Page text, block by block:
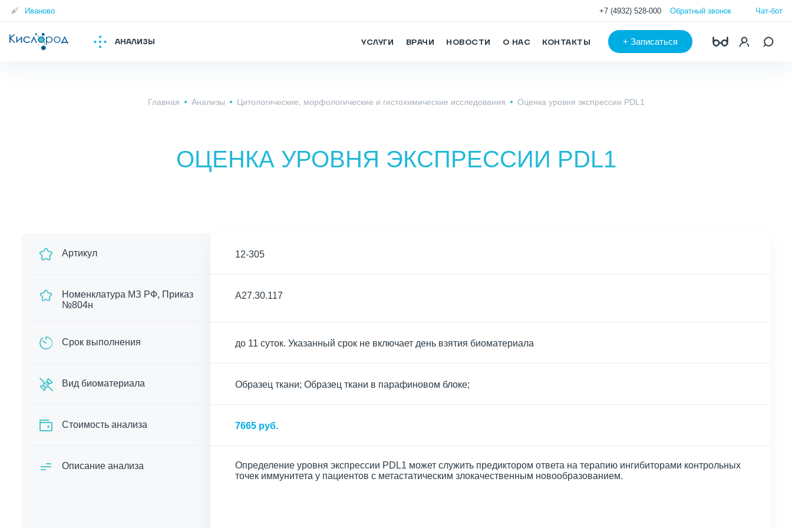
Иваново +7 (4932) 528-000 Обратный звонок Чат-бот
АНАЛИЗЫ УСЛУГИ ВРАЧИ НОВОСТИ О НАС КОНТАКТЫ + Записаться
Главная Анализы Цитологические, морфологические и гистохимические исследования Оценка уровня экспрессии PDL1
ОЦЕНКА УРОВНЯ ЭКСПРЕССИИ PDL1
Артикул 12-305
Номенклатура МЗ РФ, Приказ
№804н
A27.30.117
Срок выполнения до 11 суток. Указанный срок не включает день взятия биоматериала
Вид биоматериала Образец ткани; Образец ткани в парафиновом блоке;
Cтоимость анализа 7665 руб.
Описание анализа
Определение уровня экспрессии PDL1 может служить предиктором ответа на терапию ингибиторами контрольных
точек иммунитета у пациентов с метастатическим злокачественным новообразованием.